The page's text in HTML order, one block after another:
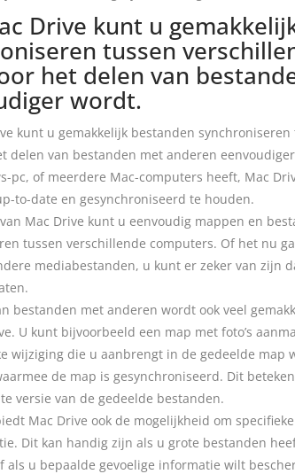
Drive kunt u
tussen
het delen van
wordt.
kunt u gemakkelijk bestanden
delen van bestanden met anderen
pc, of meerdere Mac-computers heeft, Mac
to-date en gesynchroniseerd te houden.
Mac Drive kunt u eenvoudig mappen en
tussen verschillende computers. Of het nu
mediabestanden, u kunt er zeker van zijn
bestanden met anderen wordt ook veel
U kunt bijvoorbeeld een map met foto’s
wijziging die u aanbrengt in de gedeelde
de map is gesynchroniseerd. Dit
versie van de gedeelde bestanden.
Mac Drive ook de mogelijkheid om
Dit kan handig zijn als u grote bestanden
als u bepaalde gevoelige informatie wilt